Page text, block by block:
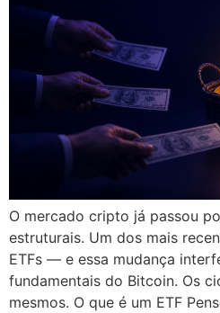
O mercado cripto já passou
estruturais. Um dos mais
ETFs — e essa mudança
fundamentais do Bitcoin. Os
mesmos. O que é um ETF